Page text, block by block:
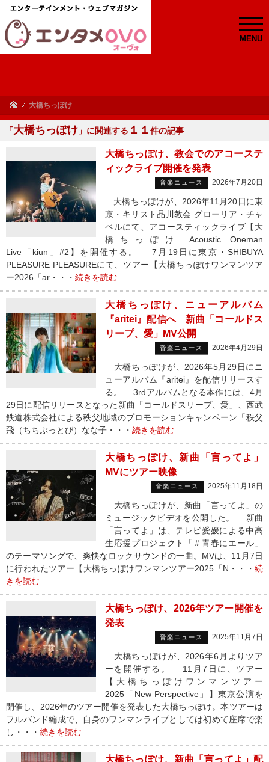
MENU
大橋ちっぽけ
「大橋ちっぽけ 」に関連する １１ 件の記事
大橋ちっぽけ、教会でのアコーステ
ィックライブ開催を発表
音楽ニュース 2026年7月20日
大橋ちっぽけが、2026年11月20日に東
京・キリスト品川教会 グローリア・チャ
ペルにて、アコースティックライブ【大
橋ちっぽけ Acoustic Oneman
Live「kiun」#2】を開催する。 7月19日に東京・SHIBUYA
PLEASURE PLEASUREにて、ツアー【大橋ちっぽけワンマンツア
ー2026「ar・・・ 続きを読む
大橋ちっぽけ、ニューアルバム
『aritei』配信へ 新曲「コールドス
リープ、愛」MV公開
音楽ニュース 2026年4月29日
大橋ちっぽけが、2026年5月29日にニ
ューアルバム『aritei』を配信リリースす
る。 3rdアルバムとなる本作には、4月
29日に配信リリースとなった新曲「コールドスリープ、愛」、西武
鉄道株式会社による秩父地域のプロモーションキャンペーン「秩父
飛（ちちぶっとび）なな子・・・ 続きを読む
大橋ちっぽけ、新曲「言ってよ」
MVにツアー映像
音楽ニュース 2025年11月18日
大橋ちっぽけが、新曲「言ってよ」の
ミュージックビデオを公開した。 新曲
「言ってよ」は、テレビ愛媛による中高
生応援プロジェクト「＃青春にエール」
のテーマソングで、爽快なロックサウンドの一曲。MVは、11月7日
に行われたツアー【大橋ちっぽけワンマンツアー2025「N・・・ 続
きを読む
大橋ちっぽけ、2026年ツアー開催を
発表
音楽ニュース 2025年11月7日
大橋ちっぽけが、2026年6月よりツア
ーを開催する。 11月7日に、ツアー
【大橋ちっぽけワンマンツアー
2025「New Perspective」】東京公演を
開催し、2026年のツアー開催を発表した大橋ちっぽけ。本ツアーは
フルバンド編成で、自身のワンマンライブとしては初めて座席で楽
し・・・ 続きを読む
大橋ちっぽけ、新曲「言ってよ」配